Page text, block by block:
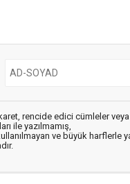
rencide edici cümleler veya
ile yazılmamış,
ve büyük harflerle